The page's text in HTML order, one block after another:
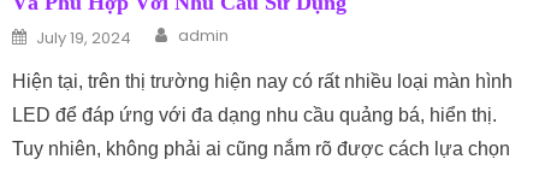
Posted on
July 19, 2024 Author
admin
Hiện tại, trên thị trường hiện nay có rất nhiều loại màn hình
LED để đáp ứng với đa dạng nhu cầu quảng bá, hiển thị.
Tuy nhiên, không phải ai cũng nắm rõ được cách lựa chọn